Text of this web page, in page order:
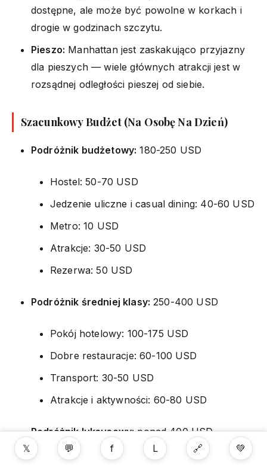
dostępne, ale może być powolne w korkach i
drogie w godzinach szczytu.
Pieszo: Manhattan jest zaskakująco przyjazny
dla pieszych — wiele głównych atrakcji jest w
rozsądnej odległości pieszej od siebie.
Szacunkowy Budżet (Na Osobę Na Dzień)
Podróżnik budżetowy: 180-250 USD
Hostel: 50-70 USD
Jedzenie uliczne i casual dining: 40-60 USD
Metro: 10 USD
Atrakcje: 30-50 USD
Rezerwa: 50 USD
Podróżnik średniej klasy: 250-400 USD
Pokój hotelowy: 100-175 USD
Dobre restauracje: 60-100 USD
Transport: 30-50 USD
Atrakcje i aktywności: 60-80 USD
Podróżnik luksusowy:ponad 400 USD
𝕏 💬 f L 🔗 💚